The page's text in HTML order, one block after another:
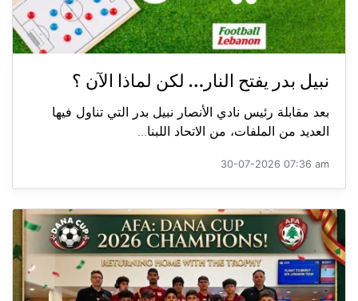
نبيل بدر يفتح النار… لكن لماذا الآن ؟
بعد مقابلة رئيس نادي الأنصار نبيل بدر التي تناول فيها
العديد من الملفات، من الاتحاد اللبنا...
30-07-2026 07:36 am